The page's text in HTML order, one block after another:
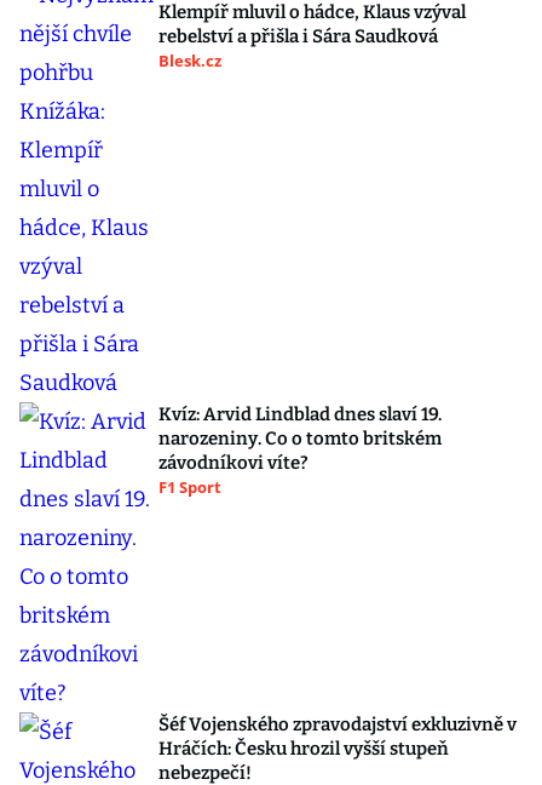
Klempíř mluvil o hádce, Klaus vzýval
rebelství a přišla i Sára Saudková
Blesk.cz
Kvíz: Arvid Lindblad dnes slaví 19.
narozeniny. Co o tomto britském
závodníkovi víte?
F1 Sport
Šéf Vojenského zpravodajství exkluzivně v
Hráčích: Česku hrozil vyšší stupeň
nebezpečí!